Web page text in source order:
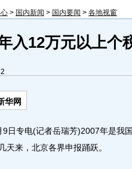
> 国内新闻 > 国内要闻 > 各地视窗
入12万元以上个
华网
专电(记者岳瑞芳)2007年是我
天来，北京各界申报踊跃。